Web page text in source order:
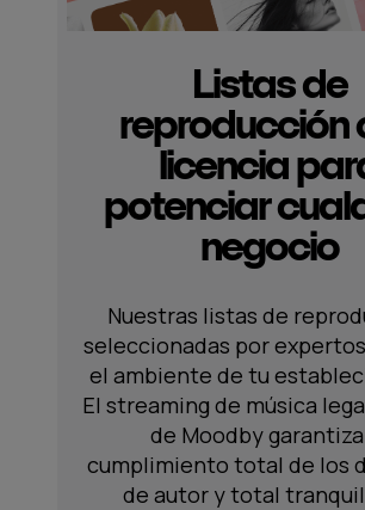
Nuestras listas de
seleccionadas por
el ambiente de tu
El streaming de música
de Moodby
cumplimiento total de los
de autor y total
Listas de
reproducción
licencia
potenciar
negocio